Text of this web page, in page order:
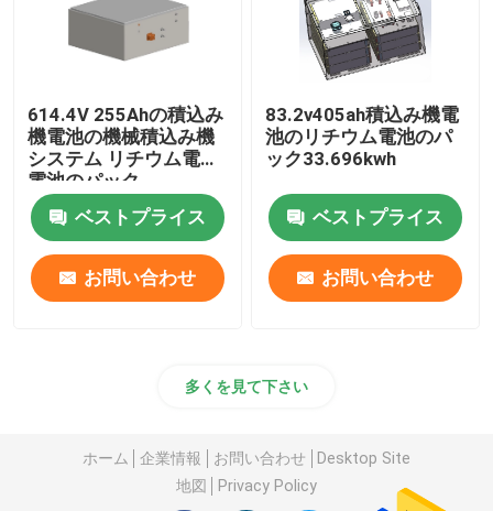
614.4V 255Ahの積込み
機電池の機械積込み機
システム リチウム電池
電池のパック
ベストプライス
お問い合わせ
83.2v405ah積込み機電
池のリチウム電池のパ
ック33.696kwh
ベストプライス
お問い合わせ
多くを見て下さい
ホーム 企業情報 お問い合わせ
Desktop Site
地図
Privacy Policy